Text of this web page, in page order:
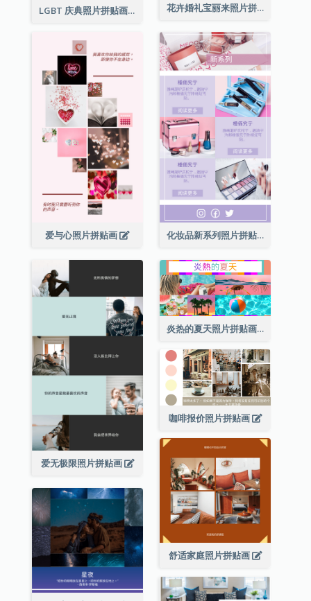
花卉婚礼宝丽来照片拼贴画
LGBT 庆典照片拼贴画
爱与心照片拼贴画 化妆品新系列照片拼贴画
爱无极限照片拼贴画
炎热的夏天照片拼贴画
咖啡报价照片拼贴画
舒适家庭照片拼贴画